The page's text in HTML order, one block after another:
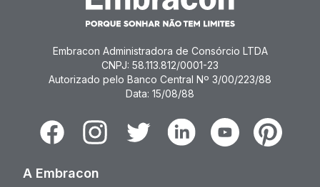
Embracon Administradora de Consórcio LTDA
CNPJ: 58.113.812/0001-23
Autorizado pelo Banco Central Nº 3/00/223/88
Data: 15/08/88
FacebookInstagramTwitter LinkedinYoutubePinterest
A Embracon